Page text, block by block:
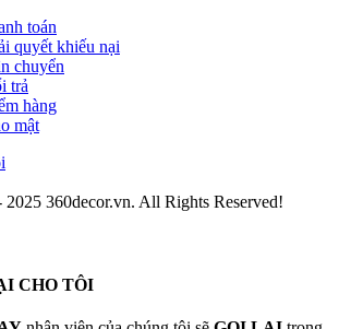
toán
quyết khiếu nại
chuyển
trả
hàng
mật
360decor.vn. All Rights Reserved!
CHO TÔI